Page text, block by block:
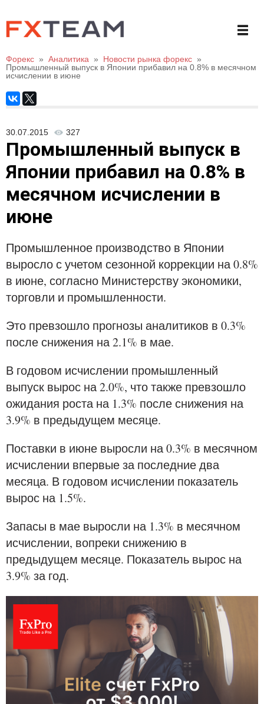
Форекс » Аналитика » Новости рынка форекс »
Промышленный выпуск в Японии прибавил на 0.8% в месячном
исчислении в июне
30.07.2015 327
Промышленный выпуск в
Японии прибавил на 0.8% в
месячном исчислении в
июне
Промышленное производство в Японии
выросло с учетом сезонной коррекции на 0.8%
в июне, согласно Министерству экономики,
торговли и промышленности.
Это превзошло прогнозы аналитиков в 0.3%
после снижения на 2.1% в мае.
В годовом исчислении промышленный
выпуск вырос на 2.0%, что также превзошло
ожидания роста на 1.3% после снижения на
3.9% в предыдущем месяце.
Поставки в июне выросли на 0.3% в месячном
исчислении впервые за последние два
месяца. В годовом исчислении показатель
вырос на 1.5%.
Запасы в мае выросли на 1.3% в месячном
исчислении, вопреки снижению в
предыдущем месяце. Показатель вырос на
3.9% за год.